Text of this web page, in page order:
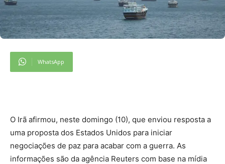
WhatsApp
O Irã afirmou, neste domingo (10), que enviou resposta a
uma proposta dos Estados Unidos para iniciar
negociações de paz para acabar com a guerra. As
informações são da agência Reuters com base na mídia